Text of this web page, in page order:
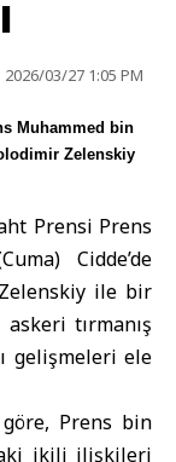
03/27 1:05 PM
Muhammed bin
Zelenskiy
Prensi Prens
Cidde’de
ile bir
askeri tırmanış
gelişmeleri ele
göre, Prens bin
ikili ilişkileri